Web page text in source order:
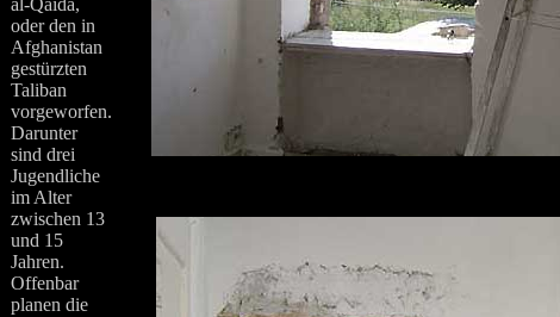
al-Qaida,
oder den in
Afghanistan
gestürzten
Taliban
vorgeworfen.
Darunter
sind drei
Jugendliche
im Alter
zwischen 13
und 15
Jahren.
Offenbar
planen die